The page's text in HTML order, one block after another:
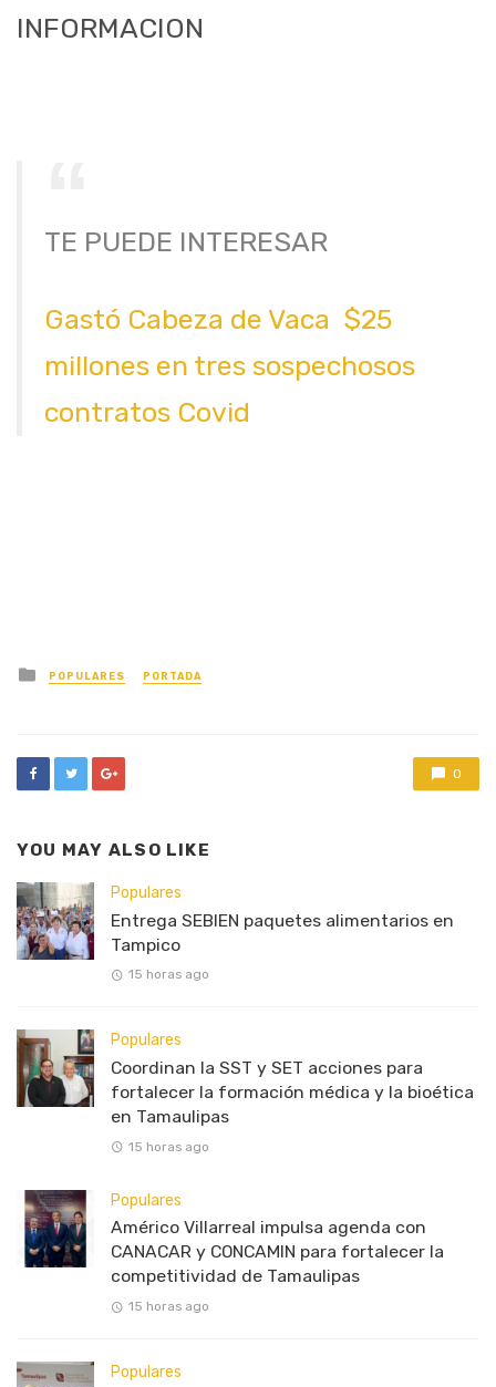
INFORMACION
TE PUEDE INTERESAR
Gastó Cabeza de Vaca $25
millones en tres sospechosos
contratos Covid
Posted
in
POPULARES PORTADA
0
YOU MAY ALSO LIKE
Populares
Entrega SEBIEN paquetes alimentarios en
Tampico
15 horas ago
Populares
Coordinan la SST y SET acciones para
fortalecer la formación médica y la bioética
en Tamaulipas
15 horas ago
Populares
Américo Villarreal impulsa agenda con
CANACAR y CONCAMIN para fortalecer la
competitividad de Tamaulipas
15 horas ago
Populares